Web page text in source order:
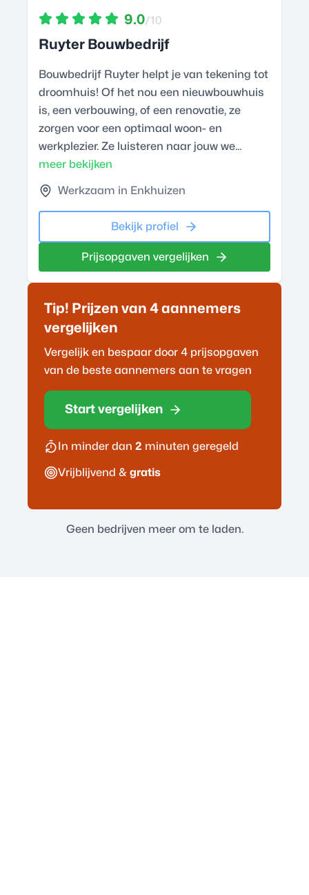
9.0/10
Ruyter Bouwbedrijf
Bouwbedrijf Ruyter helpt je van tekening tot
droomhuis! Of het nou een nieuwbouwhuis
is, een verbouwing, of een renovatie, ze
zorgen voor een optimaal woon- en
werkplezier. Ze luisteren naar jouw we...
meer bekijken
Werkzaam in Enkhuizen
Bekijk profiel
Prijsopgaven vergelijken
Tip! Prijzen van 4 aannemers
vergelijken
Vergelijk en bespaar door 4 prijsopgaven
van de beste aannemers aan te vragen
Start vergelijken
In minder dan 2 minuten geregeld
Vrijblijvend & gratis
Geen bedrijven meer om te laden.